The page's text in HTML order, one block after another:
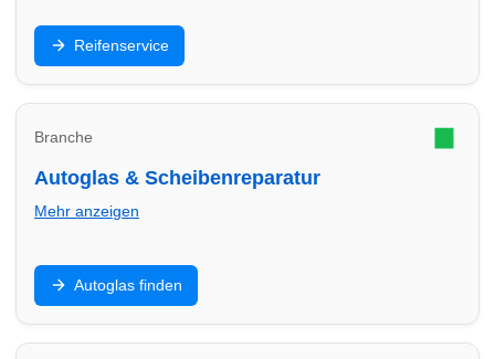
Reifenwechsel, Einlagerung, Auswuchten und Felgen:
Finde Reifendienste in Herten und vergleiche Service
& Termine.
Reifenservice
Branche
Autoglas & Scheibenreparatur
Mehr anzeigen
Steinschlag, Scheibentausch und Kalibrierung: Finde
Autoglas-Profis in Herten – oft kurzfristig mit klaren
Preisen.
Autoglas finden